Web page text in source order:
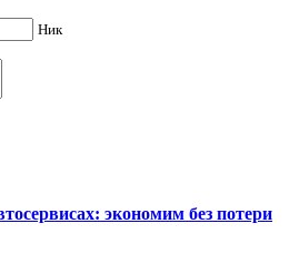
Ник
экономим без потери